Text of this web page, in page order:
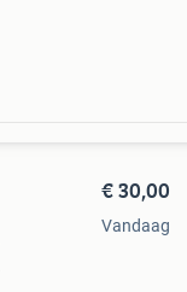
€ 30,00
Vandaag